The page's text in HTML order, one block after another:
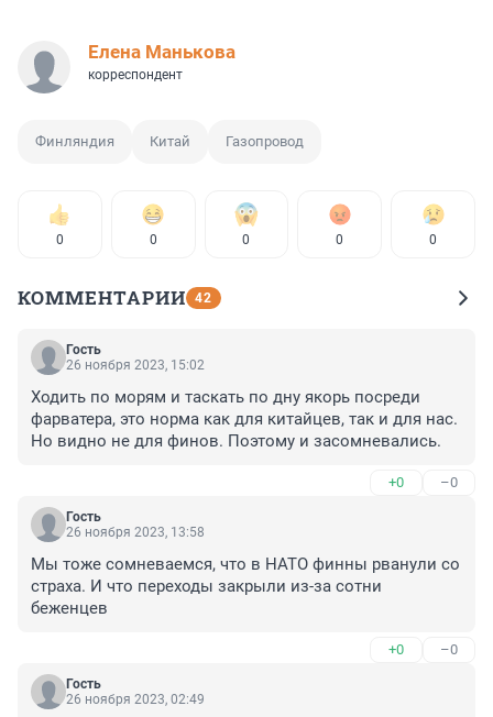
Елена Манькова
корреспондент
Финляндия Китай Газопровод
0 0 0 0 0
КОММЕНТАРИИ 42
Гость
26 ноября 2023, 15:02
Ходить по морям и таскать по дну якорь посреди
фарватера, это норма как для китайцев, так и для нас.
Но видно не для финов. Поэтому и засомневались.
+0 –0
Гость
26 ноября 2023, 13:58
Мы тоже сомневаемся, что в НАТО финны рванули со
страха. И что переходы закрыли из-за сотни
беженцев
+0 –0
Гость
26 ноября 2023, 02:49